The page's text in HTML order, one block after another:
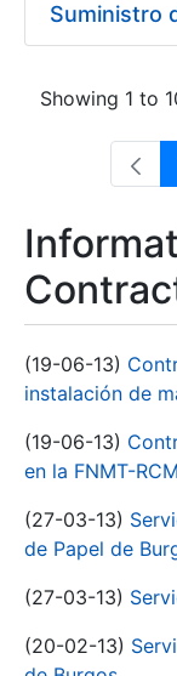
Showing 1 to
(19-06-13)
instalación de
(19-06-13)
en la FNMT-RCM
(27-03-13)
de Papel de
(27-03-13)
(20-02-13)